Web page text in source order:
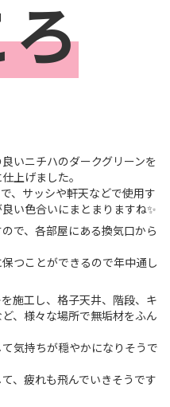
いニチハのダークグリーンを
上げました。
、サッシや軒天などで使用す
い色合いにまとまりますね✨
で、各部屋にある換気口から
つことができるので年中通し
施工し、格子天井、階段、キ
、様々な場所で無垢材をふん
気持ちが穏やかになりそうで
、疲れも飛んでいきそうです